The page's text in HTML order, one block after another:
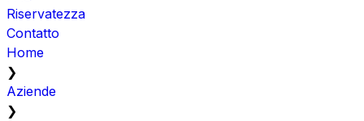
Riservatezza
Contatto
Home
❯
Aziende
❯